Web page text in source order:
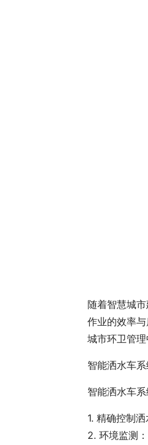
随着智慧城
作业的效率
城市环卫管理
智能洒水车
智能洒水车
1. 精确控制
2. 环境监测